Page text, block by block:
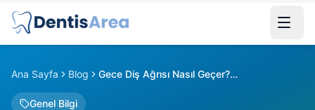
Ana Sayfa Blog Gece Diş Ağrısı Nasıl Geçer? Zonklamayı Azaltan Pratik Yollar
Genel Bilgi